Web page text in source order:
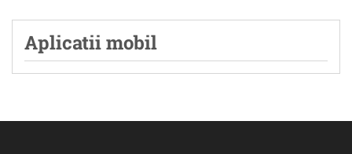
Aplicatii mobil